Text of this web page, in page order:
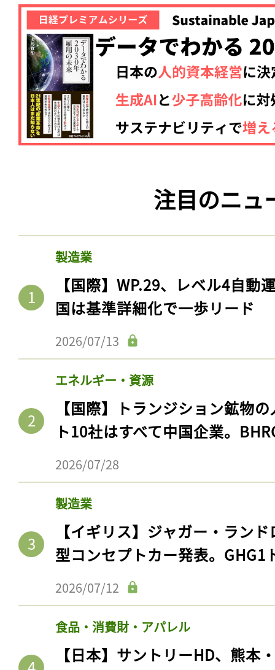
注目のニュ
製造業
【国際】WP.29、レベル4自動
国は基準詳細化で一歩リード
2026/07/13
エネルギー・資源
【国際】トランジション鉱物
ト10社はすべて中国企業。
2026/07/28
製造業
【イギリス】ジャガー・ラン
型コンセプトカー発表。GHG1
2026/07/12
食品・消費財・アパレル
【日本】サントリーHD、熊本